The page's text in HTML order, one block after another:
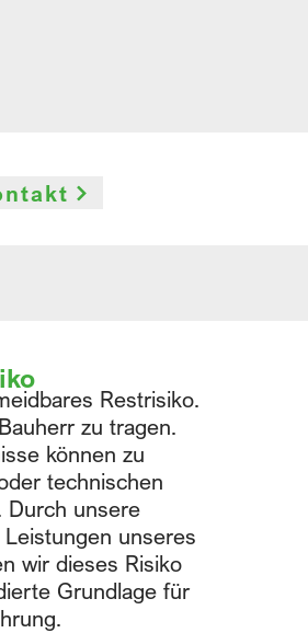
Restrisiko.
zu tragen.
können zu
technischen
Durch unsere
unseres
wir dieses Risiko
Grundlage für